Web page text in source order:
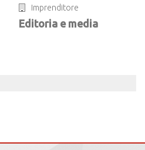
Imprenditore
Editoria e media